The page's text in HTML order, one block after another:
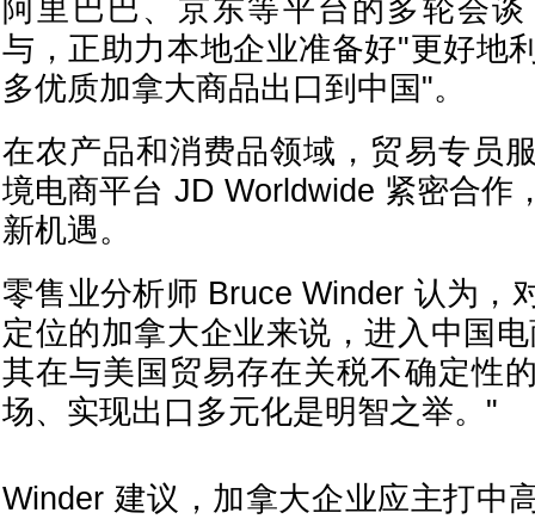
阿里巴巴、京东等平台的多轮会
与，正助力本地企业准备好"更好地
多优质加拿大商品出口到中国"。
在农产品和消费品领域，贸易专员
境电商平台 JD Worldwide 紧密合作
新机遇。
零售业分析师 Bruce Winder 认为，
定位的加拿大企业来说，进入中国
其在与美国贸易存在关税不确定性
场、实现出口多元化是明智之举。"
Winder 建议，加拿大企业应主打中